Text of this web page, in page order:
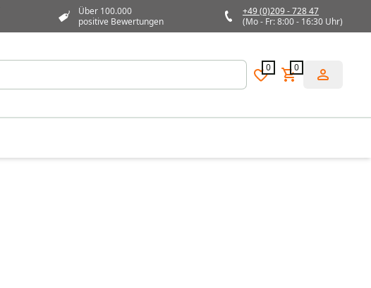
Über 100.000
positive Bewertungen
+49 (0)209 - 728 47
(Mo - Fr: 8:00 - 16:30 Uhr)
0 0